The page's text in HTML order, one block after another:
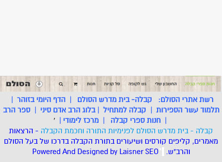
רשת אתרי הסולם: קבלה- בית מדרש הסולם |הדף היומי בזוהר
תלמוד עשר הספירות
קבלה למתחיל |בלוג הרב אדם סיני |ספר הרב
חנות ספרי קבלה מרכז לימודי
'
קבלה - בית מדרש הסולם לפנימיות התורה וחכמת הקבלה - הרצאות
מאמרים, קליפים קורסים ושיעורים בתורת הקבלה בדרכו של בעל הסולם
והרב"ש. *
Powered And Designed by LaisnerSEO